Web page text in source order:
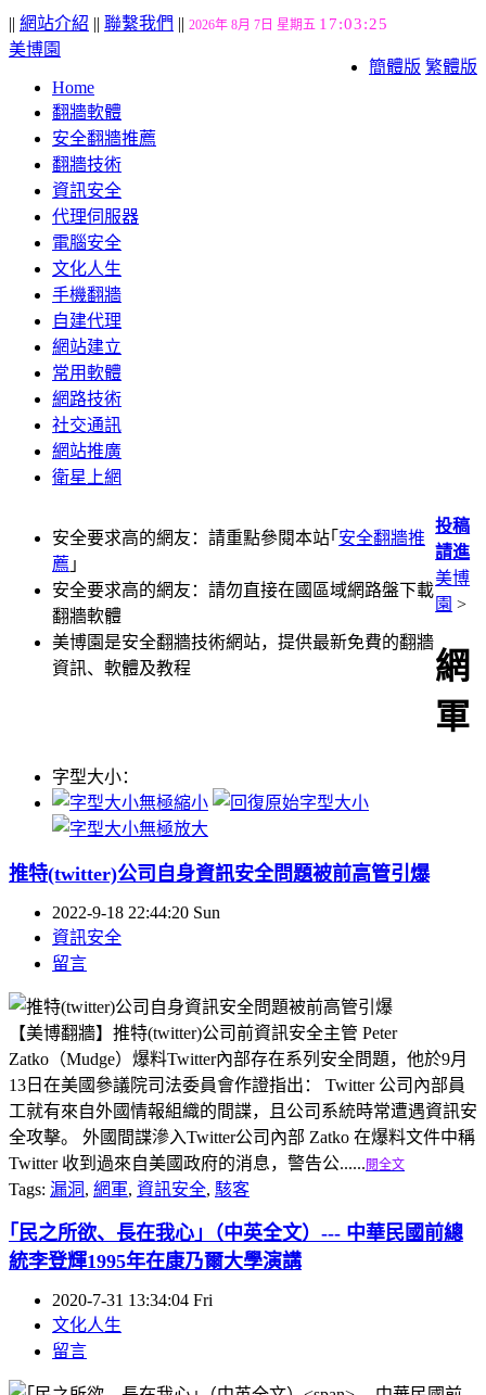
|| 網站介紹 || 聯繫我們 || 2026年 8月 7日 星期五 17:03:26
簡體版 繁體版
美博園
Home
翻牆軟體
安全翻牆推薦
翻牆技術
資訊安全
代理伺服器
電腦安全
文化人生
手機翻牆
自建代理
網站建立
常用軟體
網路技術
社交通訊
網站推廣
衛星上網
安全要求高的網友：請重點參閱本站｢ 安全翻牆推
薦 ｣
安全要求高的網友：請勿直接在國區域網路盤下載
翻牆軟體
美博園是安全翻牆技術網站，提供最新免費的翻牆
資訊、軟體及教程
投稿
請進
美博
園 >
網
軍
字型大小：
推特(twitter)公司自身資訊安全問題被前高管引爆
2022-9-18 22:44:20 Sun
資訊安全
留言
【美博翻牆】推特(twitter)公司前資訊安全主管 Peter
Zatko（Mudge）爆料Twitter內部存在系列安全問題，他於9月
13日在美國參議院司法委員會作證指出： Twitter 公司內部員
工就有來自外國情報組織的間諜，且公司系統時常遭遇資訊安
全攻擊。 外國間諜滲入Twitter公司內部 Zatko 在爆料文件中稱
Twitter 收到過來自美國政府的消息，警告公...... 閱全文
Tags: 漏洞 , 網軍, 資訊安全, 駭客
｢民之所欲、長在我心｣（中英全文） --- 中華民國前總
統李登輝1995年在康乃爾大學演講
2020-7-31 13:34:04 Fri
文化人生
留言